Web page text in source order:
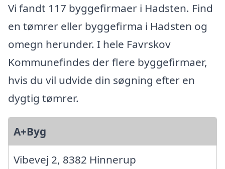
Vi fandt 117 byggefirmaer i Hadsten. Find
en tømrer eller byggefirma i Hadsten og
omegn herunder. I hele Favrskov
Kommunefindes der flere byggefirmaer,
hvis du vil udvide din søgning efter en
dygtig tømrer.
A+Byg
Vibevej 2, 8382 Hinnerup